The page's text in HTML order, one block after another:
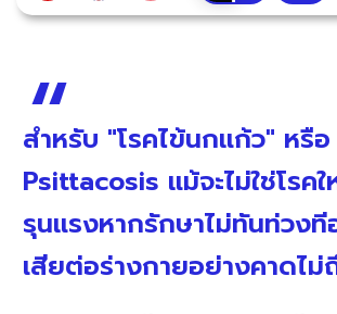
สำหรับ "โรคไข้นกแก้ว" หรือ
Psittacosis แม้จะไม่ใช่โรค
รุนแรงหากรักษาไม่ทันท่วง
เสียต่อร่างกายอย่างคาดไม่